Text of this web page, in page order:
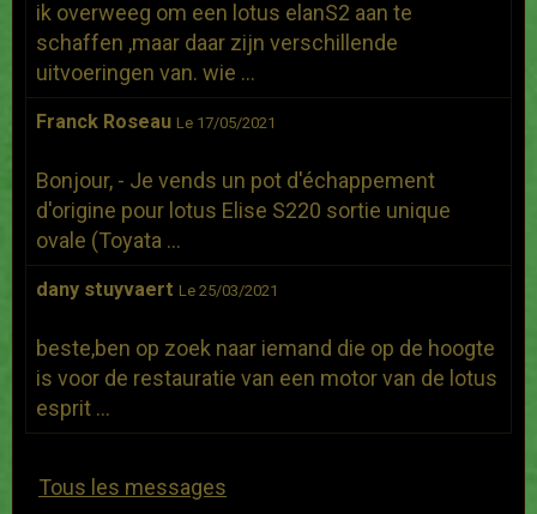
ik overweeg om een lotus elanS2 aan te
schaffen ,maar daar zijn verschillende
uitvoeringen van. wie ...
Franck Roseau Le 17/05/2021
Bonjour, - Je vends un pot d'échappement
d'origine pour lotus Elise S220 sortie unique
ovale (Toyata ...
dany stuyvaert Le 25/03/2021
beste,ben op zoek naar iemand die op de hoogte
is voor de restauratie van een motor van de lotus
esprit ...
Tous les messages